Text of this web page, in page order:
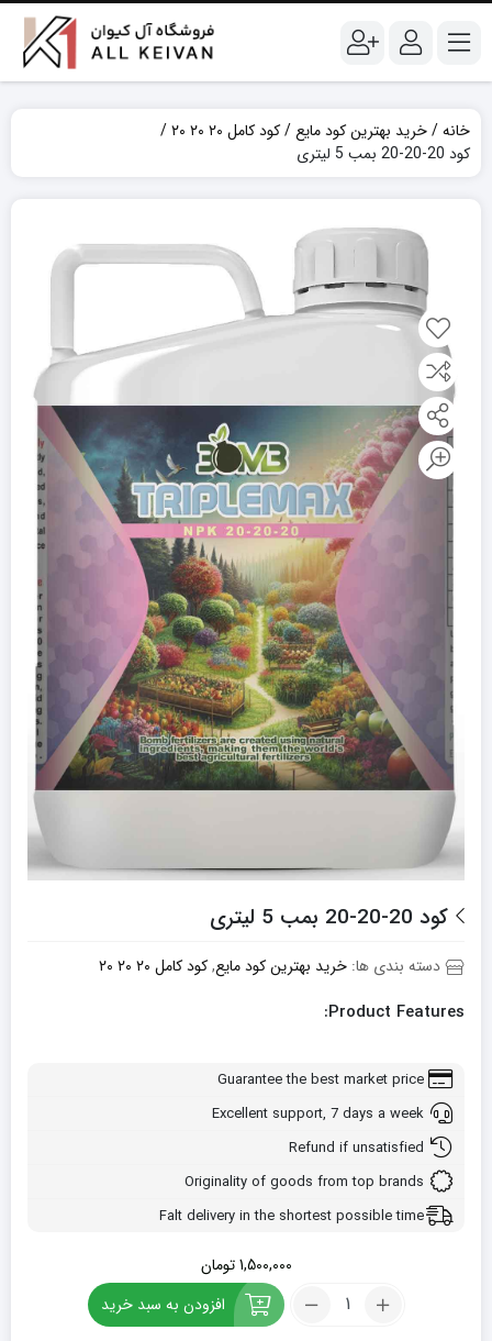
خانه خرید بهترین کود مایع
کود کامل ۲۰ ۲۰ ۲۰
کود 20-20-20 بمب 5 لیتری
کود 20-20-20 بمب 5 لیتری
دسته بندی ها: خرید بهترین کود مایع,کود کامل ۲۰ ۲۰ ۲۰
Product Features:
Guarantee the best market price
Excellent support, 7 days a week
Refund if unsatisfied
Originality of goods from top brands
Falt delivery in the shortest possible time
1,500,000 تومان
کود
افزودن به سبد خرید